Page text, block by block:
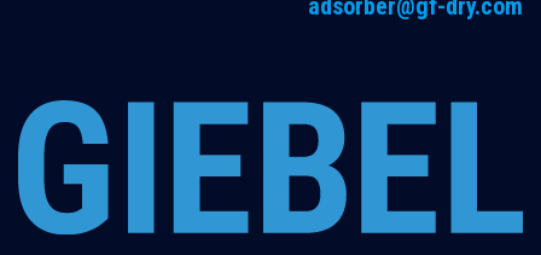
adsorber@gf-dry.com